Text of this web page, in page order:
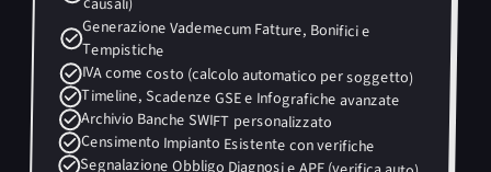
Generazione Vademecum Fatture, Bonifici e
Tempistiche
IVA come costo (calcolo automatico per soggetto)
Timeline, Scadenze GSE e Infografiche avanzate
Archivio Banche SWIFT personalizzato
Censimento Impianto Esistente con verifiche